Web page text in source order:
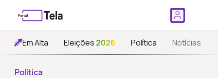
Em Alta Eleições 2026 Política Notícias
Política